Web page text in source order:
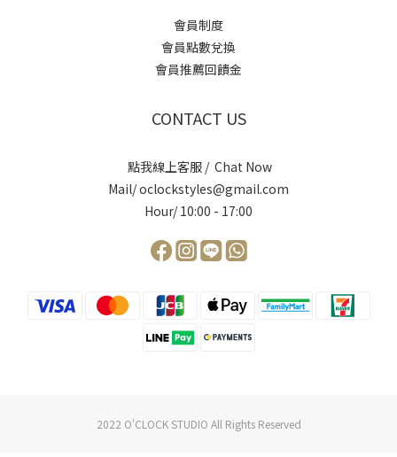
會員制度
會員點數兌換
會員推薦回饋金
CONTACT US
點我線上客服 / Chat Now
Mail/ oclockstyles@gmail.com
Hour/ 10:00 - 17:00
2022 O'CLOCK STUDIO All Rights Reserved